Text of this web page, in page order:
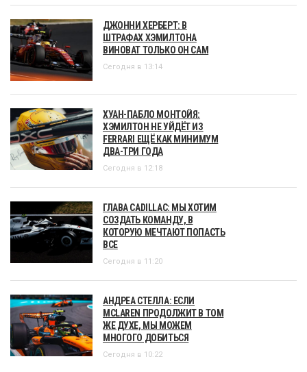
ДЖОННИ ХЕРБЕРТ: В
ШТРАФАХ ХЭМИЛТОНА
ВИНОВАТ ТОЛЬКО ОН САМ
Сегодня в 13:14
ХУАН-ПАБЛО МОНТОЙЯ:
ХЭМИЛТОН НЕ УЙДЁТ ИЗ
FERRARI ЕЩЁ КАК МИНИМУМ
ДВА-ТРИ ГОДА
Сегодня в 12:18
ГЛАВА CADILLAC: МЫ ХОТИМ
СОЗДАТЬ КОМАНДУ, В
КОТОРУЮ МЕЧТАЮТ ПОПАСТЬ
ВСЕ
Сегодня в 11:20
АНДРЕА СТЕЛЛА: ЕСЛИ
MCLAREN ПРОДОЛЖИТ В ТОМ
ЖЕ ДУХЕ, МЫ МОЖЕМ
МНОГОГО ДОБИТЬСЯ
Сегодня в 10:22